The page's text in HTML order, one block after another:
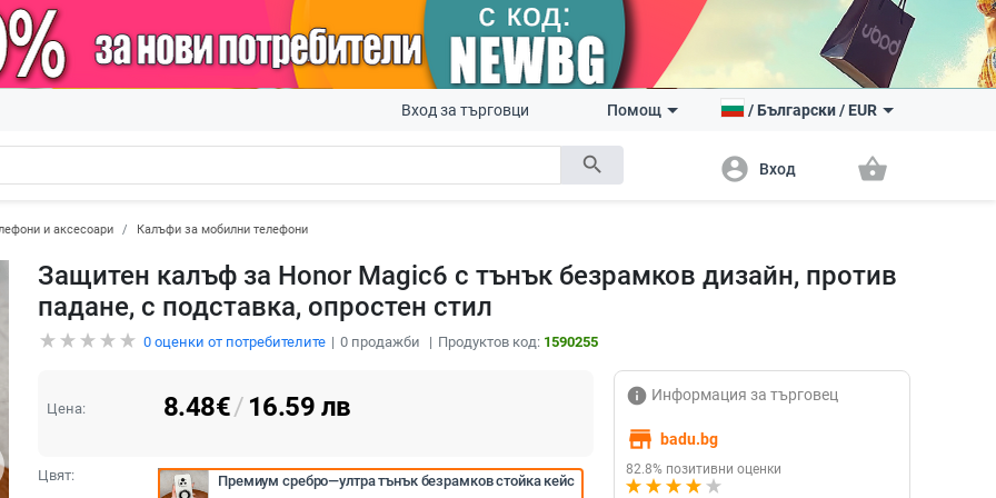
search
Вход за търговци Помощ /Български/ EUR
account_circle Вход shopping_basket
и аксесоари Калъфи за мобилни телефони
Защитен калъф за Honor Magic6 с тънък безрамков дизайн, против
падане, с подставка, опростен стил
0оценки от потребителите 0продажби Продуктов код: 1590255
Цена: 8.48€/ 16.59 лв
Цвят: Премиум сребро—ултра тънък безрамков стойка кейс
info Информация за търговец
store badu.bg
82.8% позитивни оценки